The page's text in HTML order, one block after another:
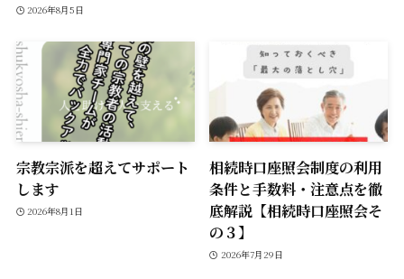
2026年8月5日
宗教宗派を超えてサポート
します
2026年8月1日
相続時口座照会制度の利用
条件と手数料・注意点を徹
底解説【相続時口座照会そ
の３】
2026年7月29日